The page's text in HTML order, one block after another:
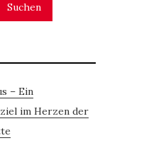
Suchen
– Ein
im Herzen der